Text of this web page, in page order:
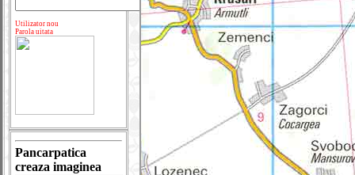
Utilizator nou
Parola uitata
Pancarpatica
creaza imaginea